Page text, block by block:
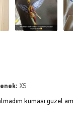
XS
kuması guzel